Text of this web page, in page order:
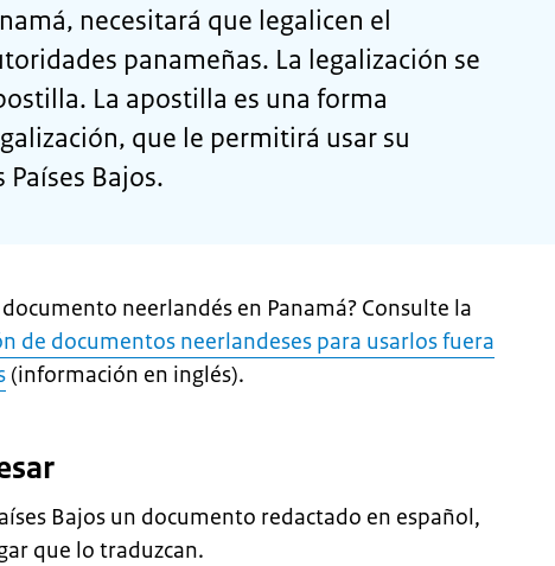
necesitará que legalicen el
panameñas. La legalización se
La apostilla es una forma
que le permitirá usar su
Bajos.
neerlandés en Panamá? Consulte la
de documentos neerlandeses para usarlos fuera
(información en inglés).
Bajos un documento redactado en español,
que lo traduzcan.